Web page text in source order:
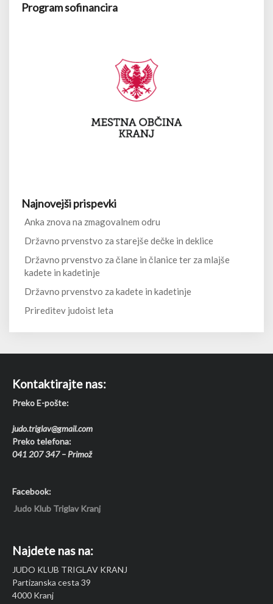
Program sofinancira
Najnovejši prispevki
Anka znova na zmagovalnem odru
Državno prvenstvo za starejše dečke in deklice
Državno prvenstvo za člane in članice ter za mlajše
kadete in kadetinje
Državno prvenstvo za kadete in kadetinje
Prireditev judoist leta
Kontaktirajte nas:
Preko E-pošte:
judo.triglav@gmail.com
Preko telefona:
041 207 347 – Primož
Facebook:
Judo Klub Triglav Kranj
Najdete nas na:
JUDO KLUB TRIGLAV KRANJ
Partizanska cesta 39
4000 Kranj